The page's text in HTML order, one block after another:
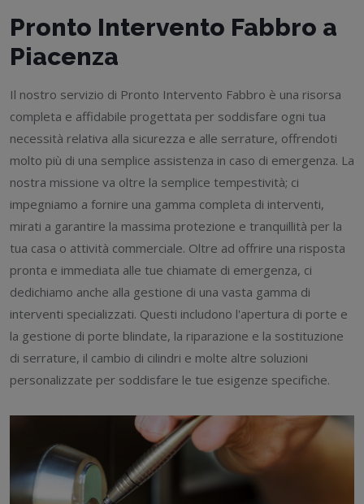
Pronto Intervento Fabbro a
Piacenza
Il nostro servizio di Pronto Intervento Fabbro è una risorsa
completa e affidabile progettata per soddisfare ogni tua
necessità relativa alla sicurezza e alle serrature, offrendoti
molto più di una semplice assistenza in caso di emergenza. La
nostra missione va oltre la semplice tempestività; ci
impegniamo a fornire una gamma completa di interventi,
mirati a garantire la massima protezione e tranquillità per la
tua casa o attività commerciale. Oltre ad offrire una risposta
pronta e immediata alle tue chiamate di emergenza, ci
dedichiamo anche alla gestione di una vasta gamma di
interventi specializzati. Questi includono l'apertura di porte e
la gestione di porte blindate, la riparazione e la sostituzione
di serrature, il cambio di cilindri e molte altre soluzioni
personalizzate per soddisfare le tue esigenze specifiche.